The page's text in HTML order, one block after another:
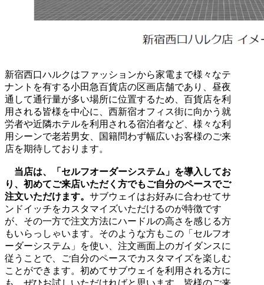
新宿西口ハルクはファッションから家電まで様々なテ
ナントを有する小田急百貨店の区画店舗であり、昼夜
通して通行量が多い場所に位置するため、百貨店を利
用される皆様を中心に、西新宿オフィス街に向かう就
労者や近隣ホテルを利用される宿泊者など、様々な利
用シーンで老若男女、国籍問わず幅広いお客様のご来
店を期待しております。
当店は、「セルフオーダーシステム」を導入してお
り、初めてご来店いただく方でもご自分のペースでご
注文いただけます。 サブウェイはお好みに合わせてサ
ンドイッチをカスタマイズいただけるのが特徴です
が、その一方で注文方法にハードルの高さを感じる方
もいらっしゃいます。そのような方もこの「セルフオ
ーダーシステム」を使い、注文画面上のガイダンスに
従うことで、ご自分のペースでカスタマイズを楽しむ
ことができます。初めてサブウェイを利用される方に
も、ぜひお試しいただければと思います。皆様のご来